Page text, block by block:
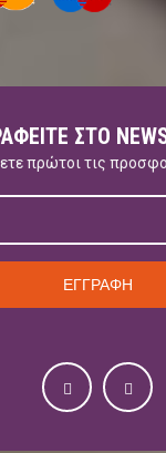
ΣΤΟ
πρώτοι τις
ΕΓΓΡΑΦΗ